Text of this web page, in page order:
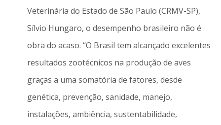
Veterinária do Estado de São Paulo (CRMV-SP),
Sílvio Hungaro, o desempenho brasileiro não é
obra do acaso. “O Brasil tem alcançado excelentes
resultados zootécnicos na produção de aves
graças a uma somatória de fatores, desde
genética, prevenção, sanidade, manejo,
instalações, ambiência, sustentabilidade,